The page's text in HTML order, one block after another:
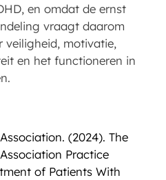
en omdat de ernst
vraagt daarom
veiligheid, motivatie,
en het functioneren in
(2024). The
Practice
of Patients With